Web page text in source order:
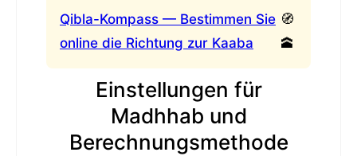
Qibla-Kompass — Bestimmen Sie
online die Richtung zur Kaaba
🧭
🕋
Einstellungen für
Madhhab und
Berechnungsmethode